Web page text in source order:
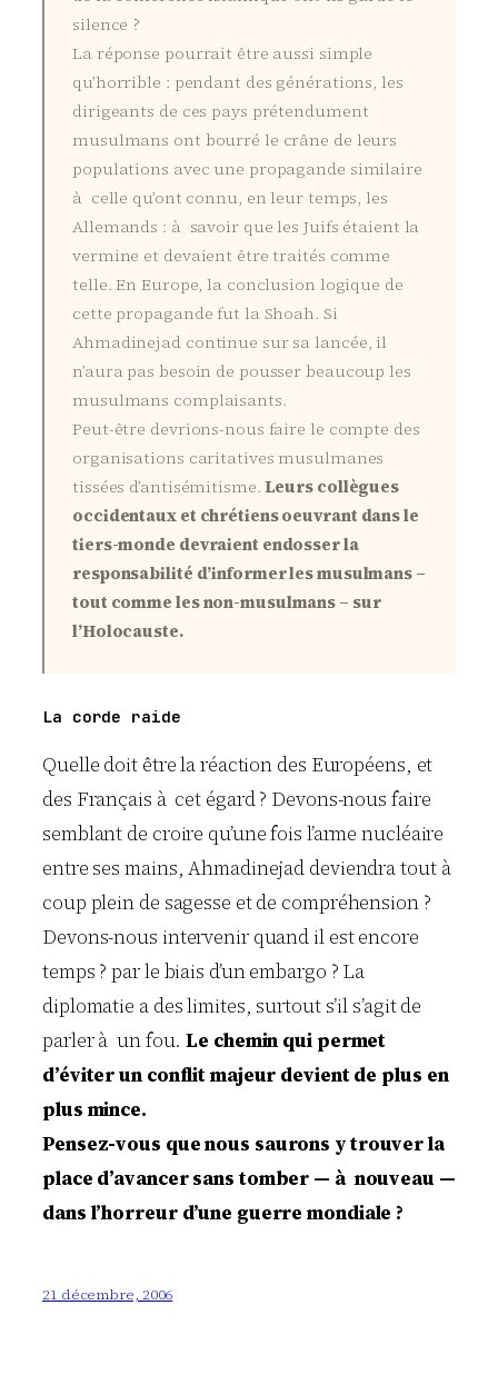
silence ?
La réponse pourrait être aussi simple
qu’horrible : pendant des générations, les
dirigeants de ces pays prétendument
musulmans ont bourré le crâne de leurs
populations avec une propagande similaire
à celle qu’ont connu, en leur temps, les
Allemands : à savoir que les Juifs étaient la
vermine et devaient être traités comme
telle. En Europe, la conclusion logique de
cette propagande fut la Shoah. Si
Ahmadinejad continue sur sa lancée, il
n’aura pas besoin de pousser beaucoup les
musulmans complaisants.
Peut-être devrions-nous faire le compte des
organisations caritatives musulmanes
tissées d’antisémitisme. Leurs collègues
occidentaux et chrétiens oeuvrant dans le
tiers-monde devraient endosser la
responsabilité d’informer les musulmans –
tout comme les non-musulmans – sur
l’Holocauste.
La corde raide
Quelle doit être la réaction des Européens, et
des Français à cet égard ? Devons-nous faire
semblant de croire qu’une fois l’arme nucléaire
entre ses mains, Ahmadinejad deviendra tout à
coup plein de sagesse et de compréhension ?
Devons-nous intervenir quand il est encore
temps ? par le biais d’un embargo ? La
diplomatie a des limites, surtout s’il s’agit de
parler à un fou.Le chemin qui permet
d’éviter un conflit majeur devient de plus en
plus mince.
Pensez-vous que nous saurons y trouver la
place d’avancer sans tomber — à nouveau —
dans l’horreur d’une guerre mondiale ?
21 décembre, 2006